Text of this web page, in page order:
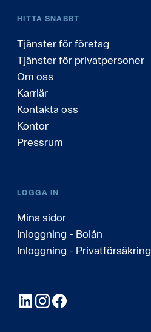
HITTA SNABBT
Tjänster för företag
Tjänster för privatpersoner
Om oss
Karriär
Kontakta oss
Kontor
Pressrum
LOGGA IN
Mina sidor
Inloggning - Bolån
Inloggning - Privatförsäkring
LinkedInInstagram